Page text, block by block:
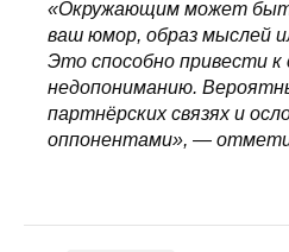
«Окружающим может
ваш юмор, образ мыслей
Это способно привести к
недопониманию.
партнёрских связях и
оппонентами», —